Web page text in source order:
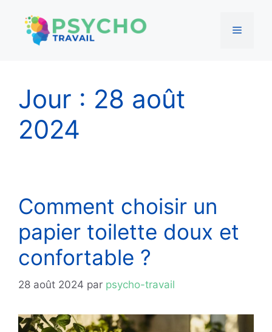
contenu
Menu
Jour : 28 août
2024
Comment choisir un
papier toilette doux et
confortable ?
28 août 2024 par psycho-travail